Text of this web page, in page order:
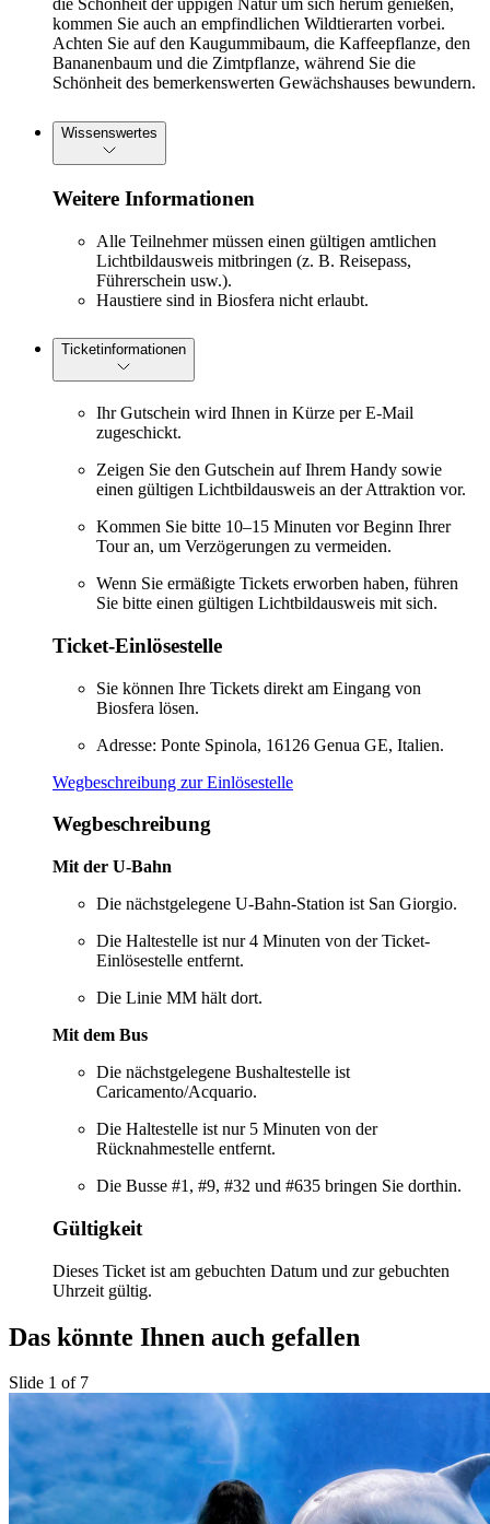
die Schönheit der üppigen Natur um sich herum genießen,
kommen Sie auch an empfindlichen Wildtierarten vorbei.
Achten Sie auf den Kaugummibaum, die Kaffeepflanze, den
Bananenbaum und die Zimtpflanze, während Sie die
Schönheit des bemerkenswerten Gewächshauses bewundern.
Wissenswertes
Weitere Informationen
Alle Teilnehmer müssen einen gültigen amtlichen
Lichtbildausweis mitbringen (z. B. Reisepass,
Führerschein usw.).
Haustiere sind in Biosfera nicht erlaubt.
Ticketinformationen
Ihr Gutschein wird Ihnen in Kürze per E-Mail
zugeschickt.
Zeigen Sie den Gutschein auf Ihrem Handy sowie
einen gültigen Lichtbildausweis an der Attraktion vor.
Kommen Sie bitte 10–15 Minuten vor Beginn Ihrer
Tour an, um Verzögerungen zu vermeiden.
Wenn Sie ermäßigte Tickets erworben haben, führen
Sie bitte einen gültigen Lichtbildausweis mit sich.
Ticket-Einlösestelle
Sie können Ihre Tickets direkt am Eingang von
Biosfera lösen.
Adresse: Ponte Spinola, 16126 Genua GE, Italien.
Wegbeschreibung zur Einlösestelle
Wegbeschreibung
Mit der U-Bahn
Die nächstgelegene U-Bahn-Station ist San Giorgio.
Die Haltestelle ist nur 4 Minuten von der Ticket-
Einlösestelle entfernt.
Die Linie MM hält dort.
Mit dem Bus
Die nächstgelegene Bushaltestelle ist
Caricamento/Acquario.
Die Haltestelle ist nur 5 Minuten von der
Rücknahmestelle entfernt.
Die Busse #1, #9, #32 und #635 bringen Sie dorthin.
Gültigkeit
Dieses Ticket ist am gebuchten Datum und zur gebuchten
Uhrzeit gültig.
Das könnte Ihnen auch gefallen
Slide 1 of 7